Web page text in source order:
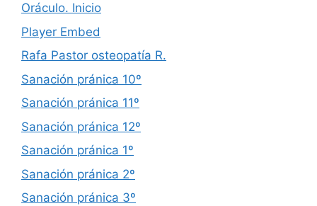
Oráculo. Inicio
Player Embed
Rafa Pastor osteopatía R.
Sanación pránica 10º
Sanación pránica 11º
Sanación pránica 12º
Sanación pránica 1º
Sanación pránica 2º
Sanación pránica 3º